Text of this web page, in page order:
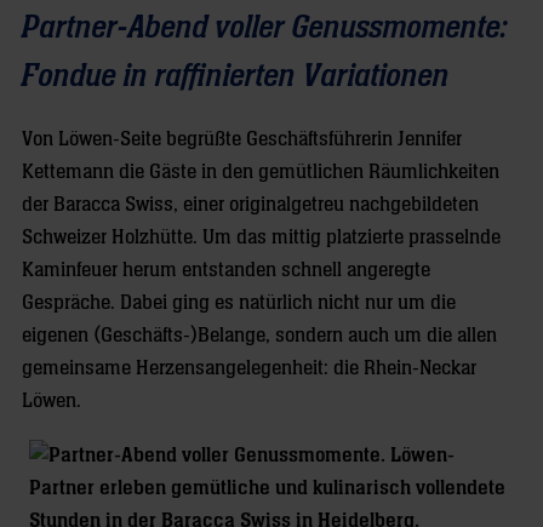
Partner-Abend voller Genussmomente:
Fondue in raffinierten Variationen
Von Löwen-Seite begrüßte Geschäftsführerin Jennifer
Kettemann die Gäste in den gemütlichen Räumlichkeiten
der Baracca Swiss, einer originalgetreu nachgebildeten
Schweizer Holzhütte. Um das mittig platzierte prasselnde
Kaminfeuer herum entstanden schnell angeregte
Gespräche. Dabei ging es natürlich nicht nur um die
eigenen (Geschäfts-)Belange, sondern auch um die allen
gemeinsame Herzensangelegenheit: die Rhein-Neckar
Löwen.